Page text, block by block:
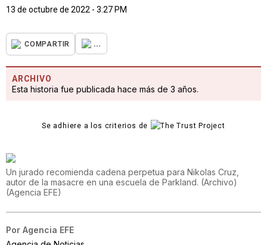
13 de octubre de 2022 - 3:27 PM
COMPARTIR ...
ARCHIVO
Esta historia fue publicada hace más de 3 años.
Se adhiere a los criterios de
Un jurado recomienda cadena perpetua para Nikolas Cruz,
autor de la masacre en una escuela de Parkland. (Archivo)
(Agencia EFE)
Por Agencia EFE